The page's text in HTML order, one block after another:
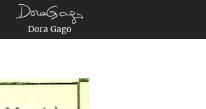
Dora Gago